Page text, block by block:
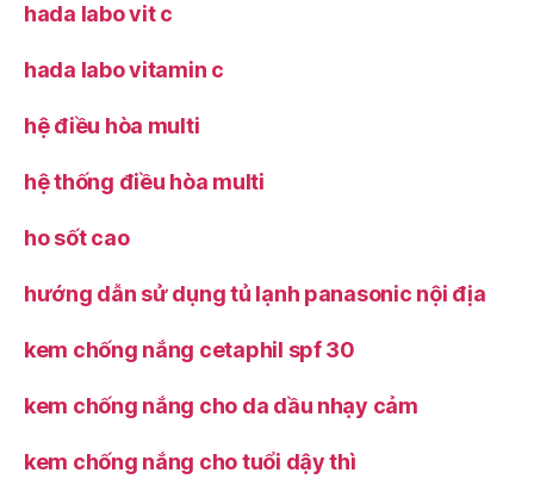
hada labo vit c
hada labo vitamin c
hệ điều hòa multi
hệ thống điều hòa multi
ho sốt cao
hướng dẫn sử dụng tủ lạnh panasonic nội địa
kem chống nắng cetaphil spf 30
kem chống nắng cho da dầu nhạy cảm
kem chống nắng cho tuổi dậy thì